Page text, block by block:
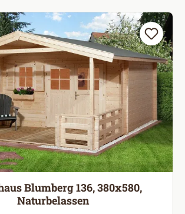
Blumberg 136, 380x580,
Naturbelassen